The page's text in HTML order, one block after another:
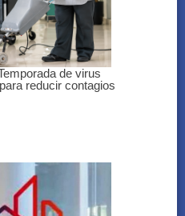
de virus
reducir contagios